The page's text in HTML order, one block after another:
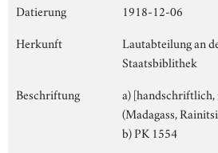
Datierung
1918-12-06
Herkunft
Lautabteilung an
Staatsbiblithek
Beschriftung
a)
(Madagass,
b) PK 1554